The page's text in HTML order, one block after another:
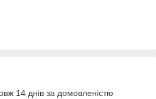
14 днів за домовленістю